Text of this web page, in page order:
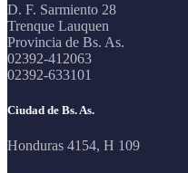
D. F. Sarmiento 28
Trenque Lauquen
Provincia de Bs. As.
02392-412063
02392-633101
Ciudad de Bs. As.
Honduras 4154, H 109